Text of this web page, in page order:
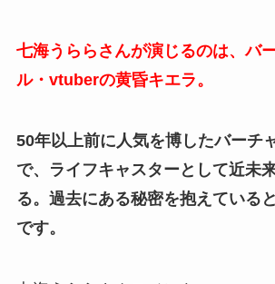
七海うららさんが演じるのは、バ
ル・vtuberの黄昏キエラ。
50年以上前に人気を博したバーチ
で、ライフキャスターとして近未
る。過去にある秘密を抱えている
です。